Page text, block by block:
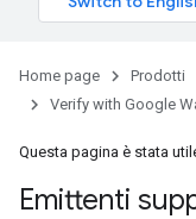
Home page Prodotti
Verify with Google
Questa pagina è stata
Emittenti